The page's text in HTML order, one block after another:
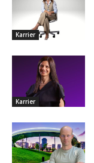
Karrier
Karrier